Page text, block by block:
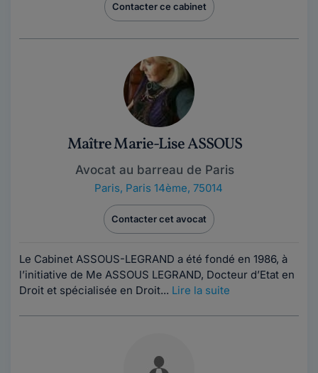
Contacter ce cabinet
Maître Marie-Lise ASSOUS
Avocat au barreau de Paris
Paris, Paris 14ème, 75014
Contacter cet avocat
Le Cabinet ASSOUS-LEGRAND a été fondé en 1986, à
l’initiative de Me ASSOUS LEGRAND, Docteur d’Etat en
Droit et spécialisée en Droit... Lire la suite